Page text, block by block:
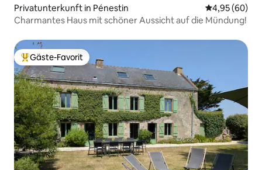
Privatunterkunft in Pénestin
4,95 (60)
Charmantes Haus mit schöner Aussicht auf die Mündung!
Beliebter Gäste-Favorit.
Gäste-Favorit